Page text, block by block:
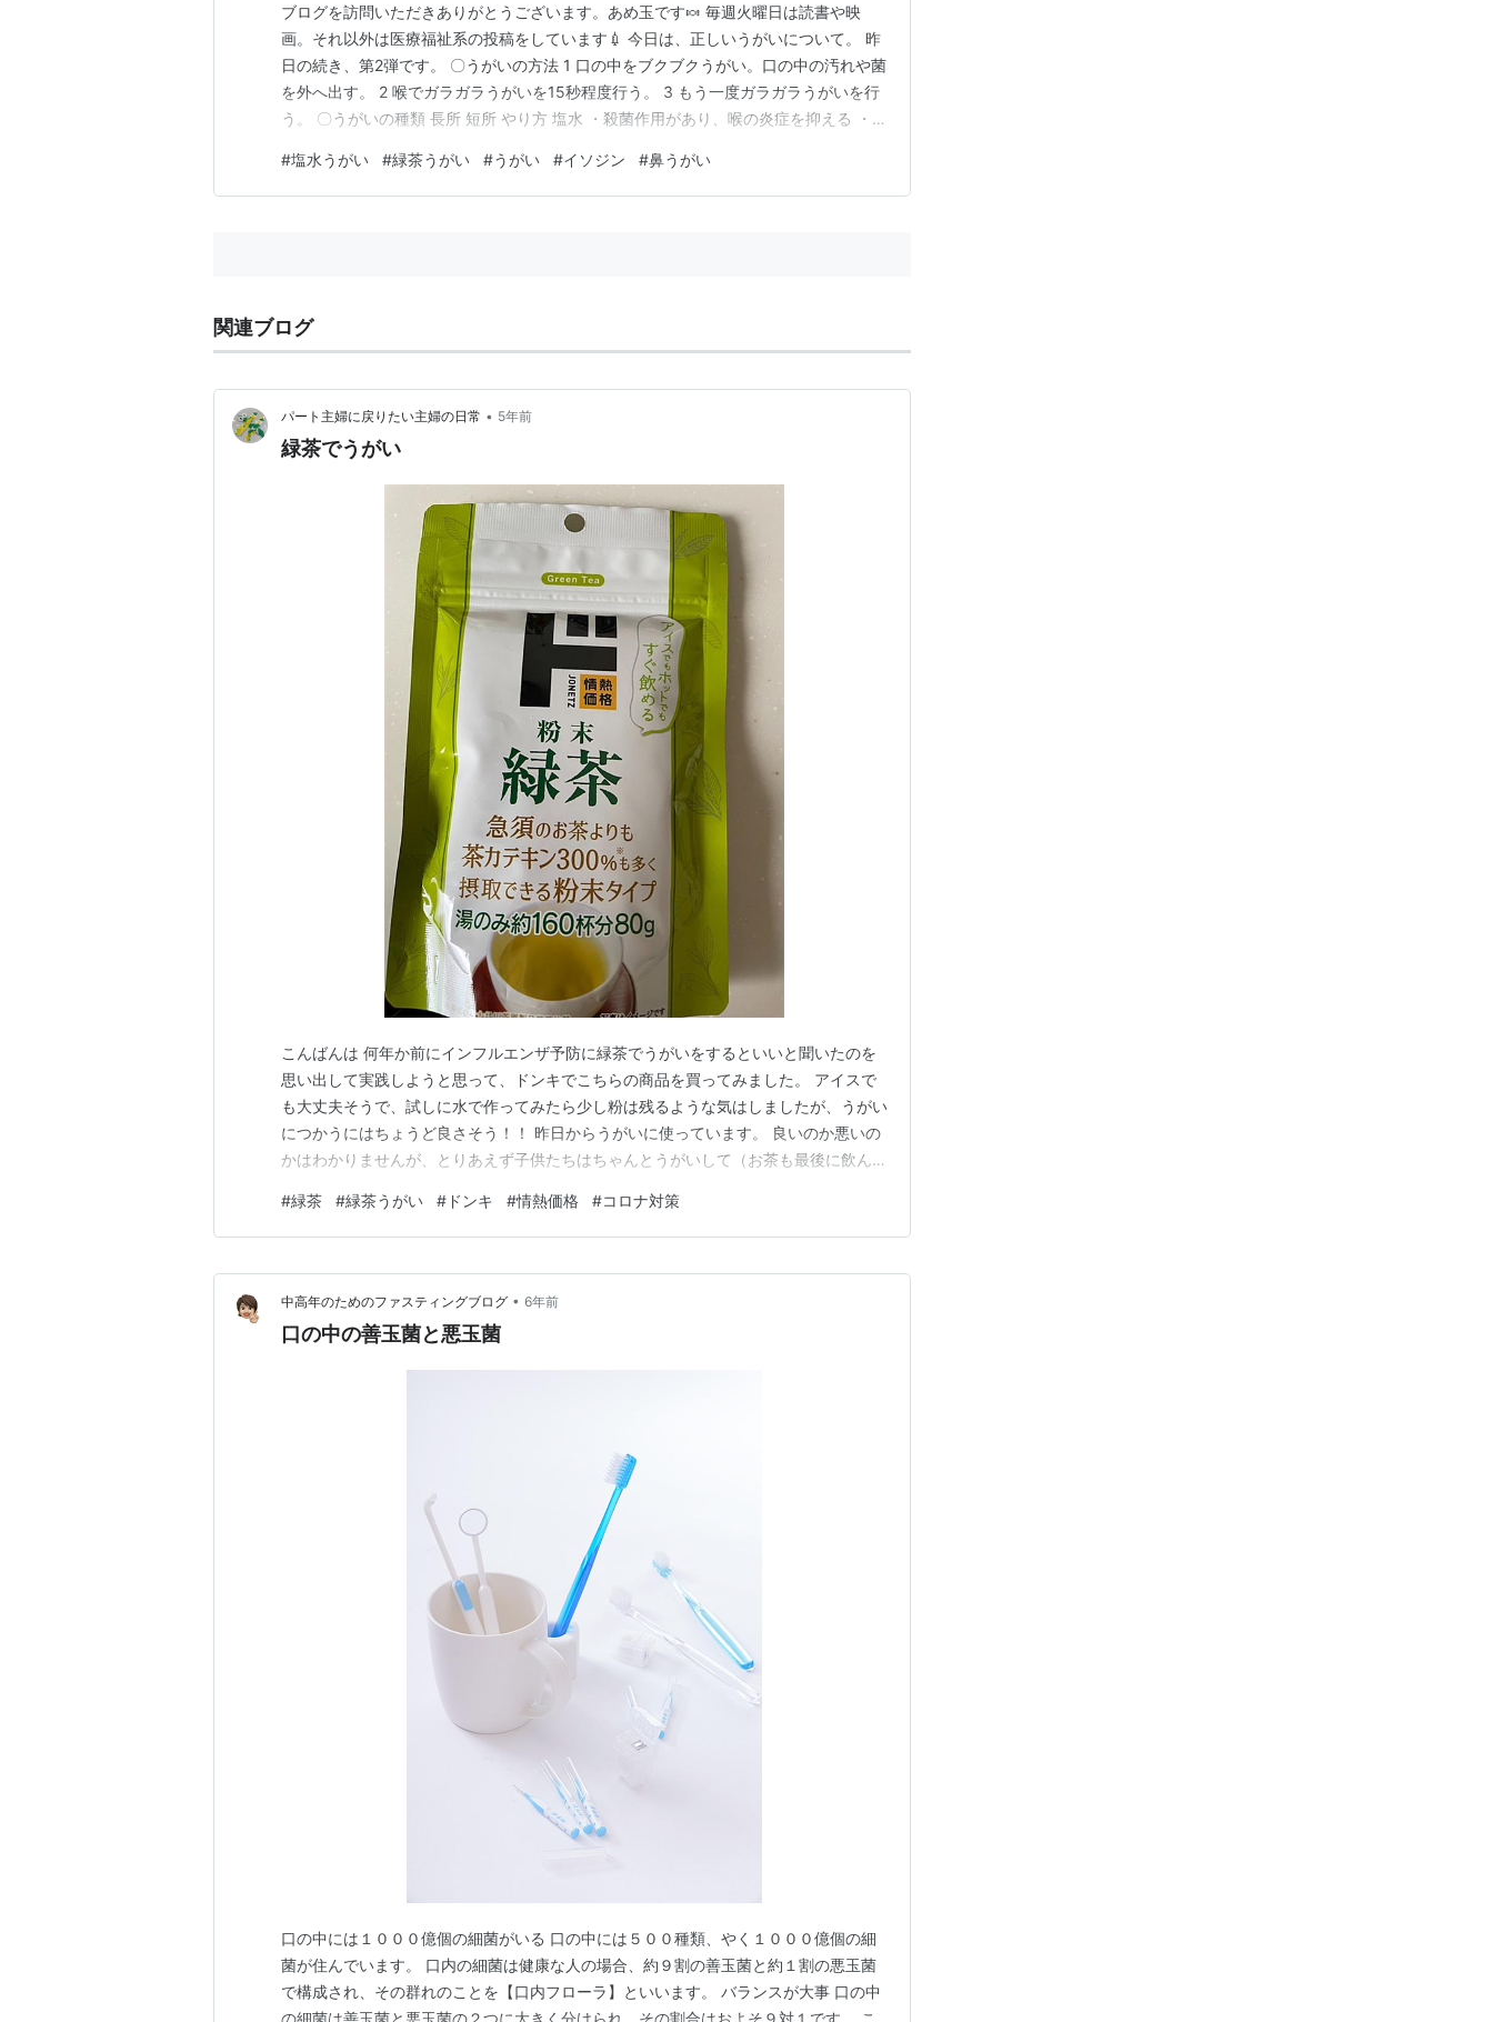
ブログを訪問いただきありがとうございます。あめ玉です🍬 毎週火曜日は読書や映
画。それ以外は医療福祉系の投稿をしています💉 今日は、正しいうがいについて。 昨
日の続き、第2弾です。 〇うがいの方法 1 口の中をブクブクうがい。口の中の汚れや菌
を外へ出す。 2 喉でガラガラうがいを15秒程度行う。 3 もう一度ガラガラうがいを行
う。 〇うがいの種類 長所 短所 やり方 塩水 ・殺菌作用があり、喉の炎症を抑える ・材
がある人も ・コップ1杯のぬるま湯に塩を小さじ1/2程度溶かす ・口に含み、喉の奥で
15〜30秒うがい …
#塩水うがい #緑茶うがい #うがい #イソジン #鼻うがい
関連ブログ
パート主婦に戻りたい主婦の日常 • 5年前
緑茶でうがい
こんばんは 何年か前にインフルエンザ予防に緑茶でうがいをするといいと聞いたのを
思い出して実践しようと思って、ドンキでこちらの商品を買ってみました。 アイスで
も大丈夫そうで、試しに水で作ってみたら少し粉は残るような気はしましたが、うがい
につかうにはちょうど良さそう！！ 昨日からうがいに使っています。 良いのか悪いの
かはわかりませんが、とりあえず子供たちはちゃんとうがいして（お茶も最後に飲んで
な手洗いうがいはちゃんと行っていきたいと思います。 お問い合わせ
room.rakuten.co.jp にほんブログ村
#緑茶 #緑茶うがい # ドンキ #情熱価格 #コロナ対策
中高年のためのファスティングブログ • 6年前
口の中の善玉菌と悪玉菌
口の中には１０００億個の細菌がいる 口の中には５００種類、やく１０００億個の細
菌が住んでいます。 口内の細菌は健康な人の場合、約９割の善玉菌と約１割の悪玉菌
で構成され、その群れのことを【口内フローラ】といいます。 バランスが大事 口の中
の細菌は善玉菌と悪玉菌の２つに大きく分けられ、その割合はおよそ９対１です。 こ